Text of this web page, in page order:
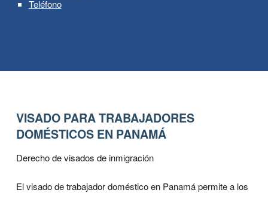
Teléfono
VISADO PARA TRABAJADORES
DOMÉSTICOS EN PANAMÁ
Derecho de visados de inmigración
El visado de trabajador doméstico en Panamá permite a los